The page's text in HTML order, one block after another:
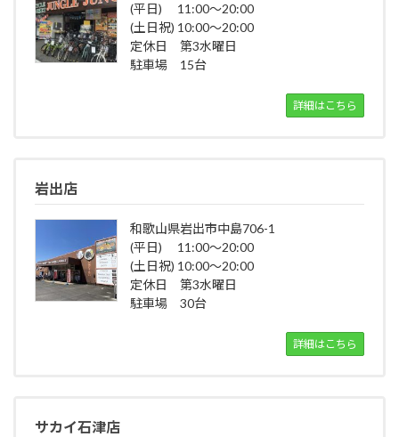
(平日) 11:00～20:00
(土日祝) 10:00～20:00
定休日 第3水曜日
駐車場 15台
詳細はこちら
岩出店
和歌山県岩出市中島706-1
(平日) 11:00～20:00
(土日祝) 10:00～20:00
定休日 第3水曜日
駐車場 30台
詳細はこちら
サカイ石津店